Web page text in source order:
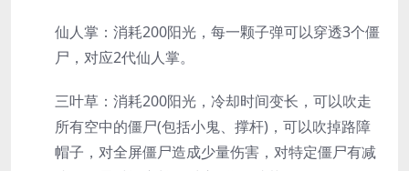
仙人掌：消耗200阳光，每一颗子弹可以穿透3个僵
尸，对应2代仙人掌。
三叶草：消耗200阳光，冷却时间变长，可以吹走
所有空中的僵尸(包括小鬼、撑杆)，可以吹掉路障
帽子，对全屏僵尸造成少量伤害，对特定僵尸有减